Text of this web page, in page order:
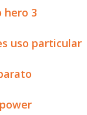
hero 3
uso particular